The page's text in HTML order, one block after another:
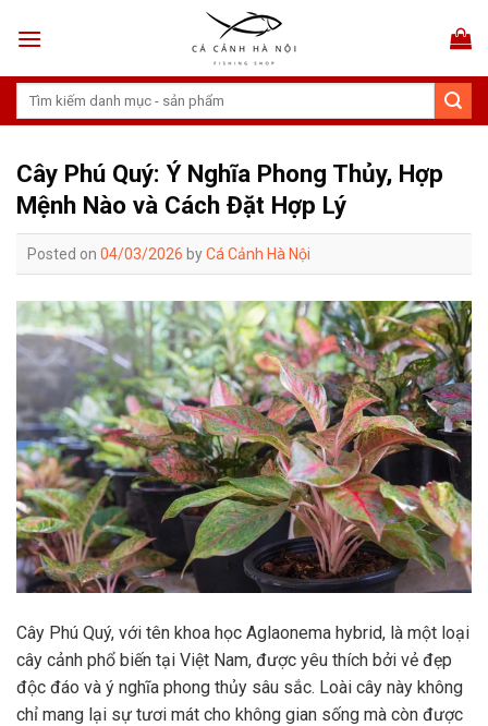
Tìm
Cây Phú Quý: Ý Nghĩa Phong Thủy, Hợp
Mệnh Nào và Cách Đặt Hợp Lý
Posted on 04/03/2026 byCá Cảnh Hà Nội
Cây Phú Quý, với tên khoa học Aglaonema hybrid, là một loại
cây cảnh phổ biến tại Việt Nam, được yêu thích bởi vẻ đẹp
độc đáo và ý nghĩa phong thủy sâu sắc. Loài cây này không
chỉ mang lại sự tươi mát cho không gian sống mà còn được